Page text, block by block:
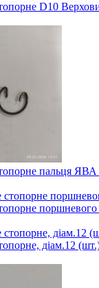
D10
пальця ЯВА
діам.12